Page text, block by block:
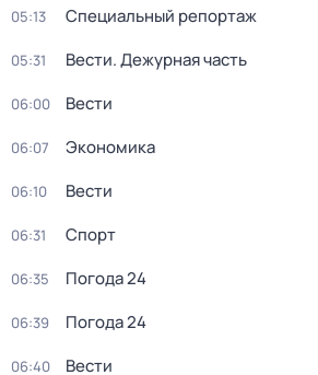
05:13 Специальный репортаж
05:31 Вести. Дежурная часть
06:00 Вести
06:07 Экономика
06:10 Вести
06:31 Спорт
06:35 Погода 24
06:39 Погода 24
06:40 Вести